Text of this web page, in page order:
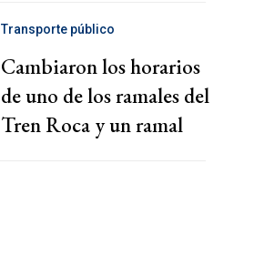
Transporte público
Cambiaron los horarios
de uno de los ramales del
Tren Roca y un ramal